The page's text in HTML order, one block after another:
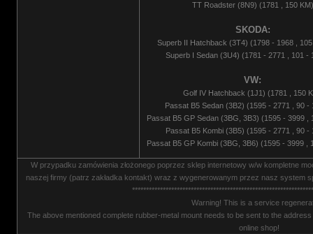
TT Roadster (8N9) (1781 , 150 KM)
SKODA:
Superb II Hatchback (3T4) (1798 - 1968 ,
Superb I Sedan (3U4) (1781 - 2771 , 101 -
VW:
Golf IV Hatchback (1J1) (1781 , 150
Passat B5 Sedan (3B2) (1595 - 2771 , 90 -
Passat B5 GP Sedan (3BG, 3B3) (1595 - 3999 ,
Passat B5 Kombi (3B5) (1595 - 2771 , 90 -
Passat B5 GP Kombi (3BG, 3B6) (1595 - 3999 ,
W przypadku zamówienia złożonego poprzez sklep internetowy w/w kompletne
naszej firmy (patrz zakładka kontakt) wraz z wygenerowanym przez nasz system
Warning! This is a service
The above mentioned complete rubber-metal mount needs to be sent to the
online shop!